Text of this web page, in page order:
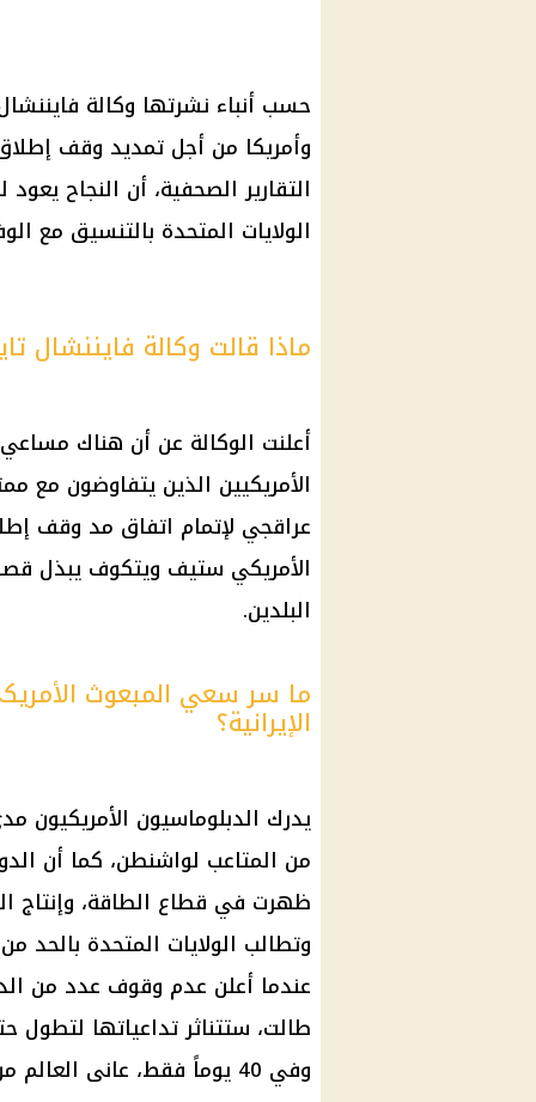
حسب أنباء نشرتها وكالة
وأمريكا من أجل تمديد وقف
التقارير الصحفية، أن النجاح
الولايات المتحدة بالتنسيق مع
ماذا قالت وكالة فايننشال
أعلنت الوكالة عن أن هناك مساعي
الأمريكيين الذين يتفاوضون مع
عراقجي لإتمام اتفاق مد وقف
الأمريكي ستيف ويتكوف يبذل
البلدين.
ما سر سعي المبعوث
الإيرانية؟
يدرك الدبلوماسيون الأمريكيون
من المتاعب لواشنطن، كما أن
ظهرت في قطاع الطاقة، وإنتاج
وتطالب الولايات المتحدة
عندما أعلن عدم وقوف عدد من
طالت، ستتناثر تداعياتها لتطول
وفي 40 يوماً فقط، عانى العالم من أزمة الطاقة.